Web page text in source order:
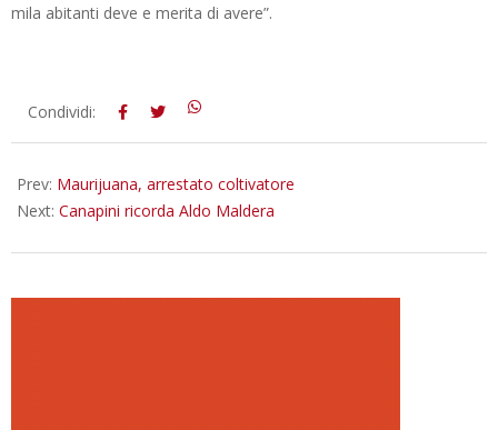
mila abitanti deve e merita di avere”.
2012-
Condividi:
Prev: Maurijuana, arrestato coltivatore
Next: Canapini ricorda Aldo Maldera